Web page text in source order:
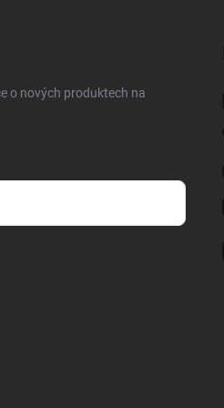
o nových produktech na